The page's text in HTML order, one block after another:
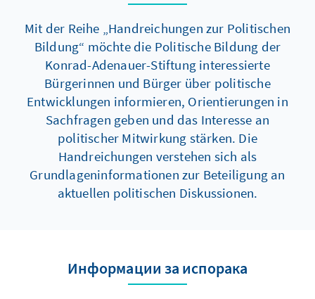
Mit der Reihe „Handreichungen zur Politischen
Bildung“ möchte die Politische Bildung der
Konrad-Adenauer-Stiftung interessierte
Bürgerinnen und Bürger über politische
Entwicklungen informieren, Orientierungen in
Sachfragen geben und das Interesse an
politischer Mitwirkung stärken. Die
Handreichungen verstehen sich als
Grundlageninformationen zur Beteiligung an
aktuellen politischen Diskussionen.
Информации за испорака